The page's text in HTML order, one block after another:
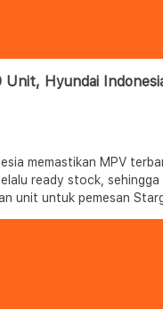
Unit, Hyundai
memastikan MPV
ready stock,
unit untuk pemesan